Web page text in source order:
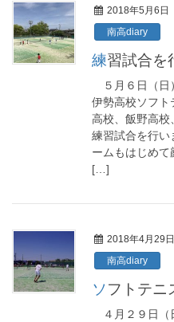
2018年5月6日
南高diary
練習試合
５月６日（日
伊勢高校ソフト
高校、飯野高校
練習試合を行い
ームもはじめ
[…]
2018年4月29日
南高diary
ソフトテ
４月２９日（